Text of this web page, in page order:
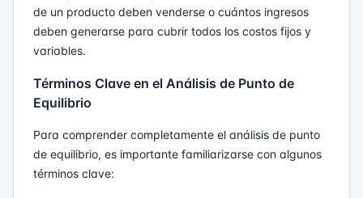
de un producto deben venderse o cuántos ingresos
deben generarse para cubrir todos los costos fijos y
variables.
Términos Clave en el Análisis de Punto de
Equilibrio
Para comprender completamente el análisis de punto
de equilibrio, es importante familiarizarse con algunos
términos clave: